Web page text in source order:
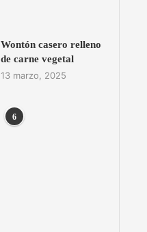
Wontón casero relleno
de carne vegetal
13 marzo, 2025
6